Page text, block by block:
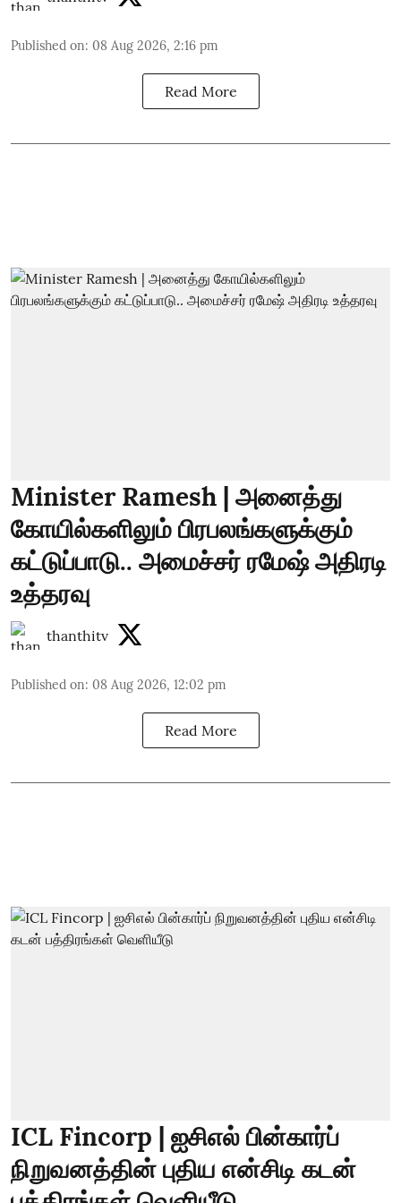
Published on: 08 Aug 2026, 2:16 pm
Read More
Minister Ramesh | அனைத்து
கோயில்களிலும் பிரபலங்களுக்கும்
கட்டுப்பாடு.. அமைச்சர் ரமேஷ் அதிரடி
உத்தரவு
thanthitv
Published on: 08 Aug 2026, 12:02 pm
Read More
ICL Fincorp | ஐசிஎல் பின்கார்ப்
நிறுவனத்தின் புதிய என்சிடி கடன்